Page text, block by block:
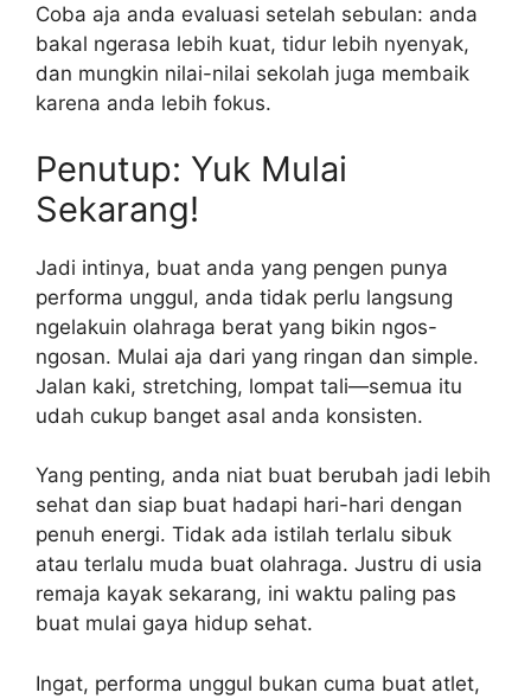
Coba aja anda evaluasi setelah sebulan: anda
bakal ngerasa lebih kuat, tidur lebih nyenyak,
dan mungkin nilai-nilai sekolah juga membaik
karena anda lebih fokus.
Penutup: Yuk Mulai
Sekarang!
Jadi intinya, buat anda yang pengen punya
performa unggul, anda tidak perlu langsung
ngelakuin olahraga berat yang bikin ngos-
ngosan. Mulai aja dari yang ringan dan simple.
Jalan kaki, stretching, lompat tali—semua itu
udah cukup banget asal anda konsisten.
Yang penting, anda niat buat berubah jadi lebih
sehat dan siap buat hadapi hari-hari dengan
penuh energi. Tidak ada istilah terlalu sibuk
atau terlalu muda buat olahraga. Justru di usia
remaja kayak sekarang, ini waktu paling pas
buat mulai gaya hidup sehat.
Ingat, performa unggul bukan cuma buat atlet,